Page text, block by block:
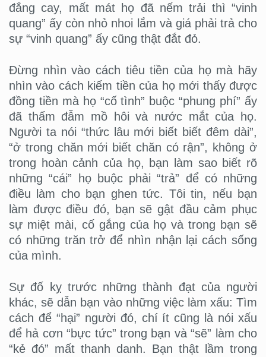
đắng cay, mất mát họ đã nếm trải thì “vinh
quang” ấy còn nhỏ nhoi lắm và giá phải trả cho
sự “vinh quang” ấy cũng thật đắt đỏ.
Đừng nhìn vào cách tiêu tiền của họ mà hãy
nhìn vào cách kiếm tiền của họ mới thấy được
đồng tiền mà họ “cố tình” buộc “phung phí” ấy
đã thấm đẫm mồ hôi và nước mắt của họ.
Người ta nói “thức lâu mới biết biết đêm dài”,
“ở trong chăn mới biết chăn có rận”, không ở
trong hoàn cảnh của họ, bạn làm sao biết rõ
những “cái” họ buộc phải “trả” để có những
điều làm cho bạn ghen tức. Tôi tin, nếu bạn
làm được điều đó, bạn sẽ gật đầu cảm phục
sự miệt mài, cố gắng của họ và trong bạn sẽ
có những trăn trở để nhìn nhận lại cách sống
của mình.
Sự đố kỵ trước những thành đạt của người
khác, sẽ dẫn bạn vào những việc làm xấu: Tìm
cách để “hại” người đó, chí ít cũng là nói xấu
để hả cơn “bực tức” trong bạn và “sẽ” làm cho
“kẻ đó” mất thanh danh. Bạn thật lầm trong